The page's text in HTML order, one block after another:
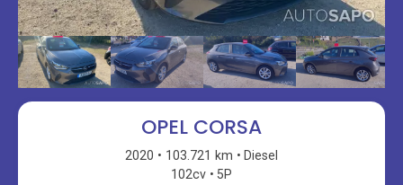
OPEL CORSA
2020 103.721 km
Diesel
102cv
5P